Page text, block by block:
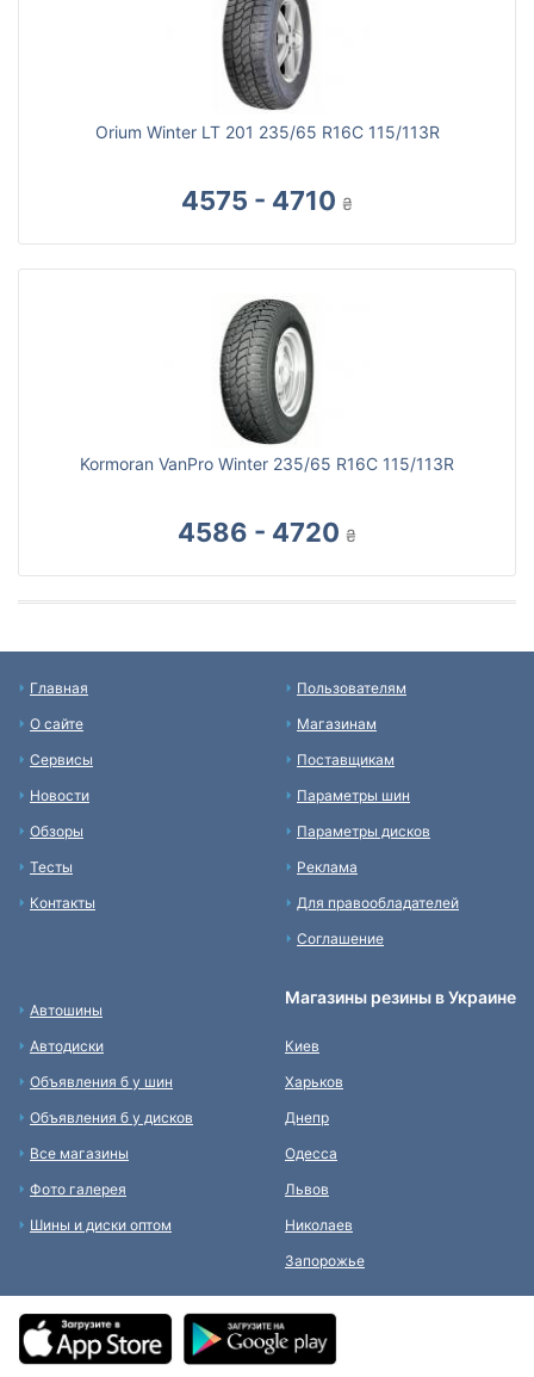
Orium Winter LT 201 235/65 R16C 115/113R
4575 - 4710 ₴
Kormoran VanPro Winter 235/65 R16C 115/113R
4586 - 4720 ₴
Главная
О сайте
Сервисы
Новости
Обзоры
Тесты
Контакты
Пользователям
Магазинам
Поставщикам
Параметры шин
Параметры дисков
Реклама
Для правообладателей
Соглашение
Автошины
Автодиски
Объявления б у шин
Объявления б у дисков
Все магазины
Фото галерея
Шины и диски оптом
Магазины резины в Украине
Киев
Харьков
Днепр
Одесса
Львов
Николаев
Запорожье